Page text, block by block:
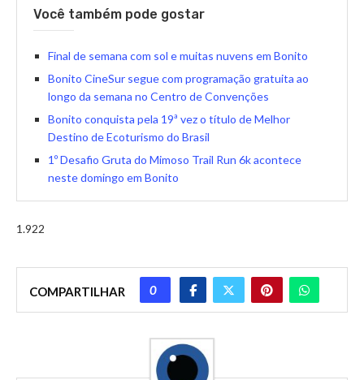
Você também pode gostar
Final de semana com sol e muitas nuvens em Bonito
Bonito CineSur segue com programação gratuita ao
longo da semana no Centro de Convenções
Bonito conquista pela 19ª vez o título de Melhor
Destino de Ecoturismo do Brasil
1º Desafio Gruta do Mimoso Trail Run 6k acontece
neste domingo em Bonito
1.922
COMPARTILHAR 0